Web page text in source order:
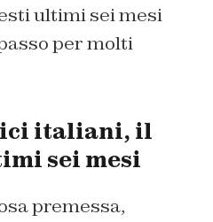
ultimi sei mesi
per molti
italiani, il
sei mesi
premessa,